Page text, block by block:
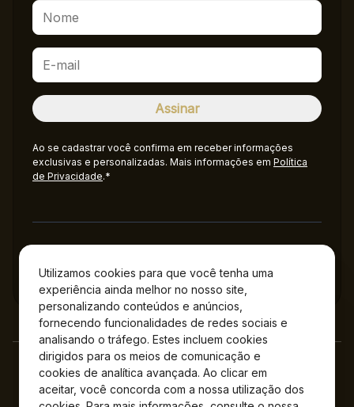
Utilizamos cookies para que você tenha uma
experiência ainda melhor no nosso site,
personalizando conteúdos e anúncios,
fornecendo funcionalidades de redes sociais e
analisando o tráfego. Estes incluem cookies
dirigidos para os meios de comunicação e
cookies de analítica avançada. Ao clicar em
aceitar, você concorda com a nossa utilização dos
Ao se cadastrar você confirma em receber informações
exclusivas e personalizadas. Mais informações em Política
de Privacidade.*
Administração